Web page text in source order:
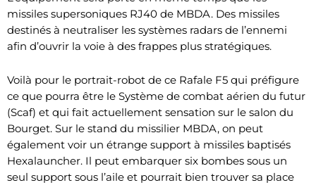
missiles supersoniques RJ40 de MBDA. Des missiles
destinés à neutraliser les systèmes radars de l’ennemi
afin d’ouvrir la voie à des frappes plus stratégiques.
Voilà pour le portrait-robot de ce Rafale F5 qui préfigure
ce que pourra être le Système de combat aérien du futur
(Scaf) et qui fait actuellement sensation sur le salon du
Bourget. Sur le stand du missilier MBDA, on peut
également voir un étrange support à missiles baptisés
Hexalauncher. Il peut embarquer six bombes sous un
seul support sous l’aile et pourrait bien trouver sa place